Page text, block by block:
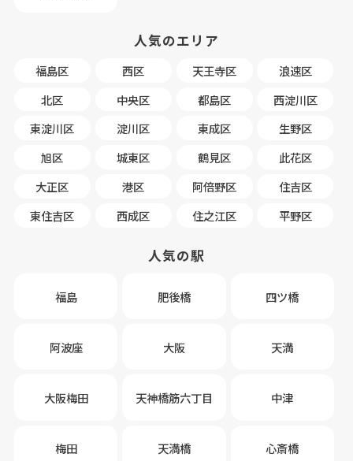
人気のエリア
福島区 西区 天王寺区
浪速区
北区
中央区 都島区
西淀川区
東淀川区
淀川区 東成区
生野区
旭区
城東区 鶴見区
此花区
大正区
港区 阿倍野区
住吉区
東住吉区
西成区 住之江区 平野区
人気の駅
福島 肥後橋 四ツ橋
阿波座 大阪 天満
大阪梅田 天神橋筋六丁目 中津
梅田 天満橋 心斎橋